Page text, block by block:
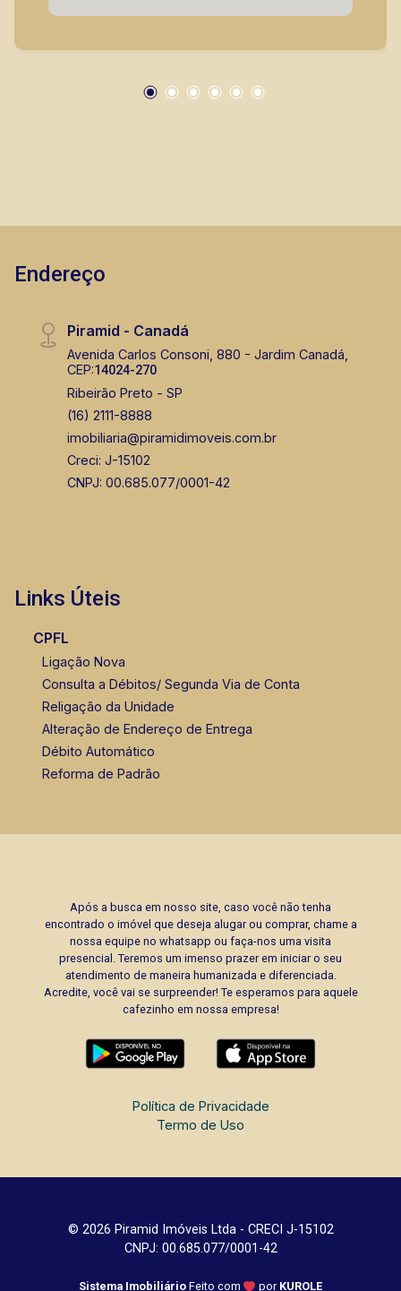
Piramid tem como objetivo atender seus
vendas de imóveis prontos, usados ou mesmo
Endereço
Piramid - Canadá
Avenida Carlos Consoni, 880 - Jardim Canadá,
CEP:14024-270
Ribeirão Preto - SP
(16) 2111-8888
imobiliaria@piramidimoveis.com.br
Creci: J-15102
CNPJ: 00.685.077/0001-42
Links Úteis
CPFL
Ligação Nova
Consulta a Débitos/ Segunda Via de Conta
Religação da Unidade
Alteração de Endereço de Entrega
Débito Automático
Reforma de Padrão
Após a busca em nosso site, caso você não tenha
encontrado o imóvel que deseja alugar ou comprar, chame a
nossa equipe no whatsapp ou faça-nos uma visita
presencial. Teremos um imenso prazer em iniciar o seu
atendimento de maneira humanizada e diferenciada.
Acredite, você vai se surpreender! Te esperamos para aquele
cafezinho em nossa empresa!
Política de Privacidade
Termo de Uso
© 2026 Piramid Imóveis Ltda - CRECI J-15102
CNPJ: 00.685.077/0001-42
Sistema Imobiliário Feito com por KUROLE